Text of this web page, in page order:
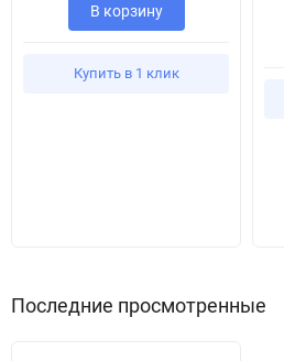
В корзину
Купить в 1 клик
Последние просмотренные